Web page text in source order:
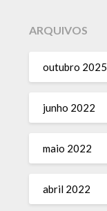
ARQUIVOS
outubro 2025
junho 2022
maio 2022
abril 2022